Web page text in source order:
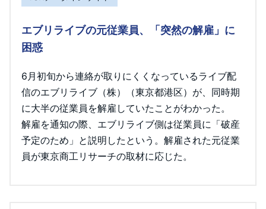
エブリライブの元従業員、「突然の解雇」に
困惑
6月初旬から連絡が取りにくくなっているライブ配
信のエブリライブ（株）（東京都港区）が、同時期
に大半の従業員を解雇していたことがわかった。
解雇を通知の際、エブリライブ側は従業員に「破産
予定のため」と説明したという。解雇された元従業
員が東京商工リサーチの取材に応じた。